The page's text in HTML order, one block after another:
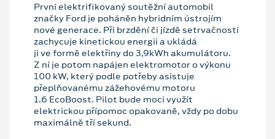
První elektrifikovaný soutěžní automobil
značky Ford je poháněn hybridním ústrojím
nové generace. Při brzdění či jízdě setrvačností
zachycuje kinetickou energii a ukládá
ji ve formě elektřiny do 3,9kWh akumulátoru.
Z ní je potom napájen elektromotor o výkonu
100 kW, který podle potřeby asistuje
přeplňovanému zážehovému motoru
1.6 EcoBoost. Pilot bude moci využít
elektrickou přípomoc opakovaně, vždy po dobu
maximálně tří sekund.